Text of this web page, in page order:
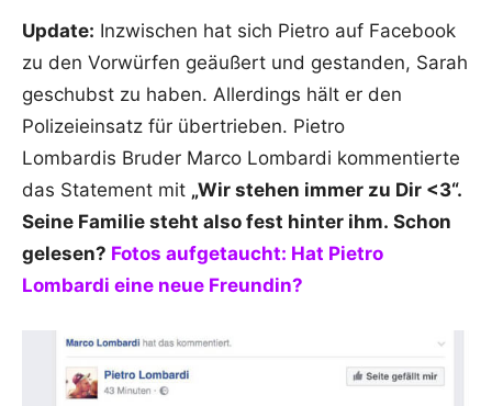
Update: Inzwischen hat sich Pietro auf Facebook
zu den Vorwürfen geäußert und gestanden, Sarah
geschubst zu haben. Allerdings hält er den
Polizeieinsatz für übertrieben. Pietro
Lombardis Bruder Marco Lombardi kommentierte
das Statement mit „Wir stehen immer zu Dir <3“.
Seine Familie steht also fest hinter ihm. Schon
gelesen? Fotos aufgetaucht: Hat Pietro
Lombardi eine neue Freundin?